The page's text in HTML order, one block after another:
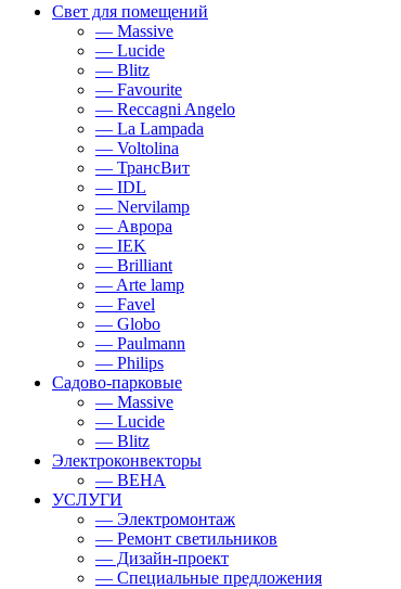
Свет для помещений
— Massive
— Lucide
— Blitz
— Favourite
— Reccagni Angelo
— La Lampada
— Voltolina
— ТрансВит
— IDL
— Nervilamp
— Аврора
— IEK
— Brilliant
— Arte lamp
— Favel
— Globo
— Paulmann
— Philips
Садово-парковые
— Massive
— Lucide
— Blitz
Электроконвекторы
— BEHA
УСЛУГИ
— Электромонтаж
— Ремонт светильников
— Дизайн-проект
— Специальные предложения